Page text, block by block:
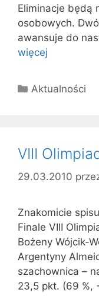
Eliminacje będą
osobowych.
awansuje do
więcej
Kategorie
Aktualności
VIII
29.03.2010
Znakomicie
Finale VIII
Bożeny Wójcik-
Argentyny
szachownica –
23,5 pkt. (69 %,